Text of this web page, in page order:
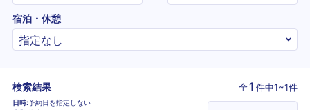
宿泊・休憩
検索結果 全1 件中1~1件
日時 予約日を指定しない